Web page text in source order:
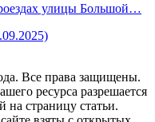
улицы Большой…
Все права защищены.
ресурса разрешается
на страницу статьи.